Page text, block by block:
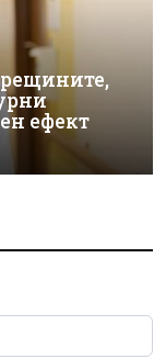
ефект